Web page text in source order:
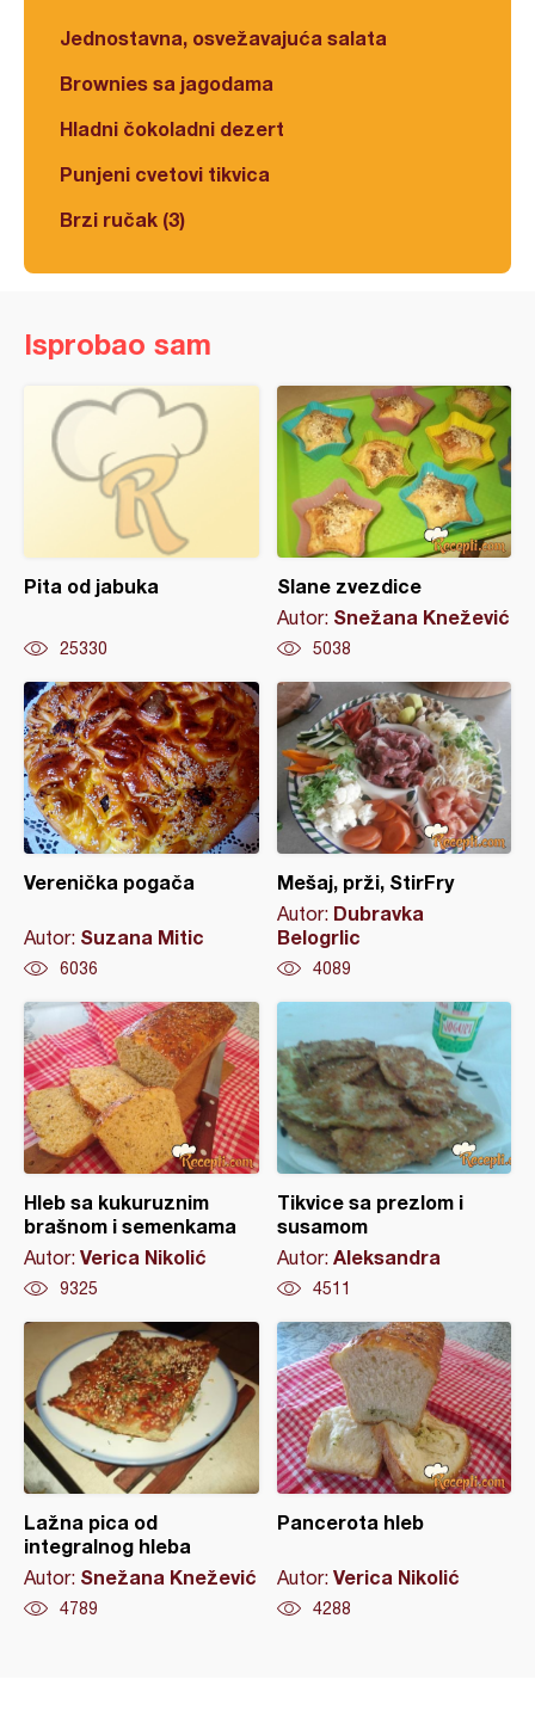
Jednostavna, osvežavajuća salata
Brownies sa jagodama
Hladni čokoladni dezert
Punjeni cvetovi tikvica
Brzi ručak (3)
Isprobao sam
Pita od jabuka
25330
Slane zvezdice
Autor: Snežana Knežević
5038
Verenička pogača
Autor: Suzana Mitic
6036
Mešaj, prži, StirFry
Autor: Dubravka
Belogrlic
4089
Hleb sa kukuruznim
brašnom i semenkama
Autor: Verica Nikolić
9325
Tikvice sa prezlom i
susamom
Autor: Aleksandra
4511
Lažna pica od
integralnog hleba
Autor: Snežana Knežević
4789
Pancerota hleb
Autor: Verica Nikolić
4288